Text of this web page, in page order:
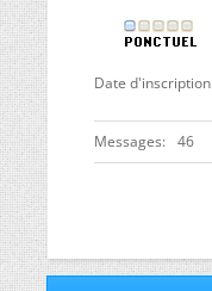
Date d'inscription
Messages 46